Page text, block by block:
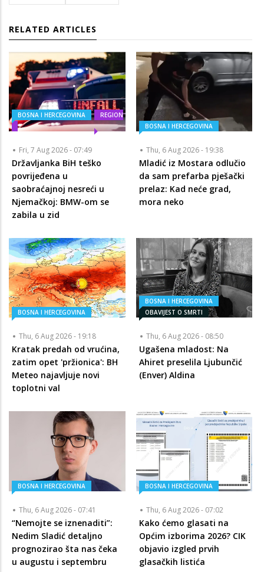
RELATED ARTICLES
BOSNA I HERCEGOVINA REGION
Fri, 7 Aug 2026 - 07:49
Državljanka BiH teško
povrijeđena u
saobraćajnoj nesreći u
Njemačkoj: BMW-om se
zabila u zid
BOSNA I HERCEGOVINA
Thu, 6 Aug 2026 - 19:38
Mladić iz Mostara odlučio
da sam prefarba pješački
prelaz: Kad neće grad,
mora neko
BOSNA I HERCEGOVINA
Thu, 6 Aug 2026 - 19:18
Kratak predah od vrućina,
zatim opet 'pržionica': BH
Meteo najavljuje novi
toplotni val
BOSNA I HERCEGOVINA
OBAVIJEST O SMRTI
Thu, 6 Aug 2026 - 08:50
Ugašena mladost: Na
Ahiret preselila Ljubunčić
(Enver) Aldina
BOSNA I HERCEGOVINA
Thu, 6 Aug 2026 - 07:41
“Nemojte se iznenaditi”:
Nedim Sladić detaljno
prognozirao šta nas čeka
u augustu i septembru
BOSNA I HERCEGOVINA
Thu, 6 Aug 2026 - 07:02
Kako ćemo glasati na
Općim izborima 2026? CIK
objavio izgled prvih
glasačkih listića